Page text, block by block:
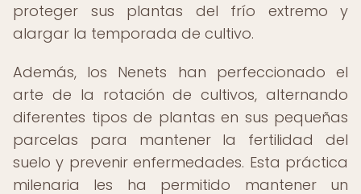
proteger sus plantas del frío extremo y
alargar la temporada de cultivo.
Además, los Nenets han perfeccionado el
arte de la rotación de cultivos, alternando
diferentes tipos de plantas en sus pequeñas
parcelas para mantener la fertilidad del
suelo y prevenir enfermedades. Esta práctica
milenaria les ha permitido mantener un